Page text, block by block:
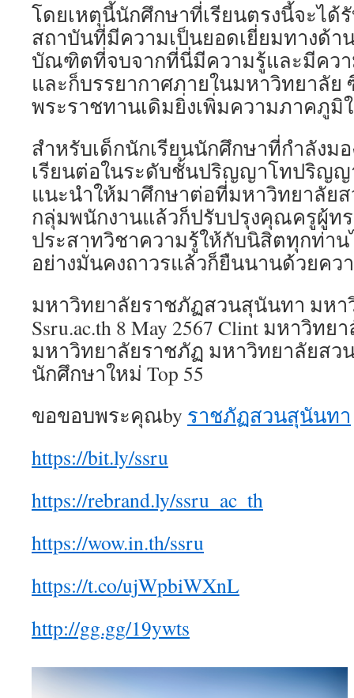
โดยเหตุนี้นักศึกษาที่เรียนตรงนี้จะได้
สถาบันที่มีความเป็นยอดเยี่ยมทางด้า
บัณฑิตที่จบจากที่นี่มีความรู้และมีควา
และก็บรรยากาศภายในมหาวิทยาลัย
พระราชทานเดิมยิ่งเพิ่มความภาคภูมิ
สำหรับเด็กนักเรียนนักศึกษาที่กำลังม
เรียนต่อในระดับชั้นปริญญาโทปริญ
แนะนำให้มาศึกษาต่อที่มหาวิทยาลัย
กลุ่มพนักงานแล้วก็ปรับปรุงคุณครูผู้
ประสาทวิชาความรู้ให้กับนิสิตทุกท่า
อย่างมั่นคงถาวรแล้วก็ยืนนานด้วยคว
มหาวิทยาลัยราชภัฏสวนสุนันทา มห
Ssru.ac.th 8 May 2567 Clint มหาวิทย
มหาวิทยาลัยราชภัฏ มหาวิทยาลัยสว
นักศึกษาใหม่ Top 55
ขอขอบพระคุณby ราชภัฏสวนสุนันทา
https://bit.ly/ssru
https://rebrand.ly/ssru_ac_th
https://wow.in.th/ssru
https://t.co/ujWpbiWXnL
http://gg.gg/19ywts